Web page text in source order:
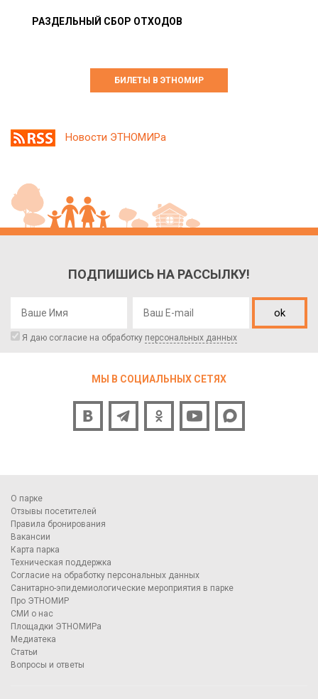
РАЗДЕЛЬНЫЙ СБОР ОТХОДОВ
БИЛЕТЫ В ЭТНОМИР
Новости ЭТНОМИРа
ПОДПИШИСЬ НА РАССЫЛКУ!
ok
Я даю согласие на обработку персональных данных
МЫ В СОЦИАЛЬНЫХ СЕТЯХ
О парке
Отзывы посетителей
Правила бронирования
Вакансии
Карта парка
Техническая поддержка
Согласие на обработку персональных данных
Санитарно-эпидемиологические мероприятия в парке
Про ЭТНОМИР
СМИ о нас
Площадки ЭТНОМИРа
Медиатека
Статьи
Вопросы и ответы